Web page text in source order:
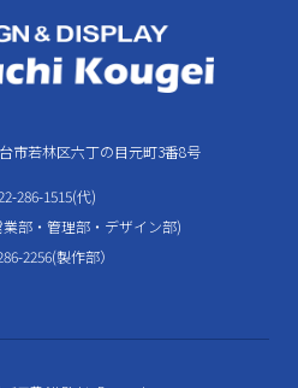
市若林区六丁の目元町3番8号
286-1515(代)
業部・管理部・デザイン部)
2256(製作部）